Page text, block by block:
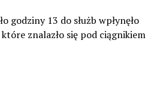
godziny 13 do służb wpłynęło
które znalazło się pod ciągnikiem